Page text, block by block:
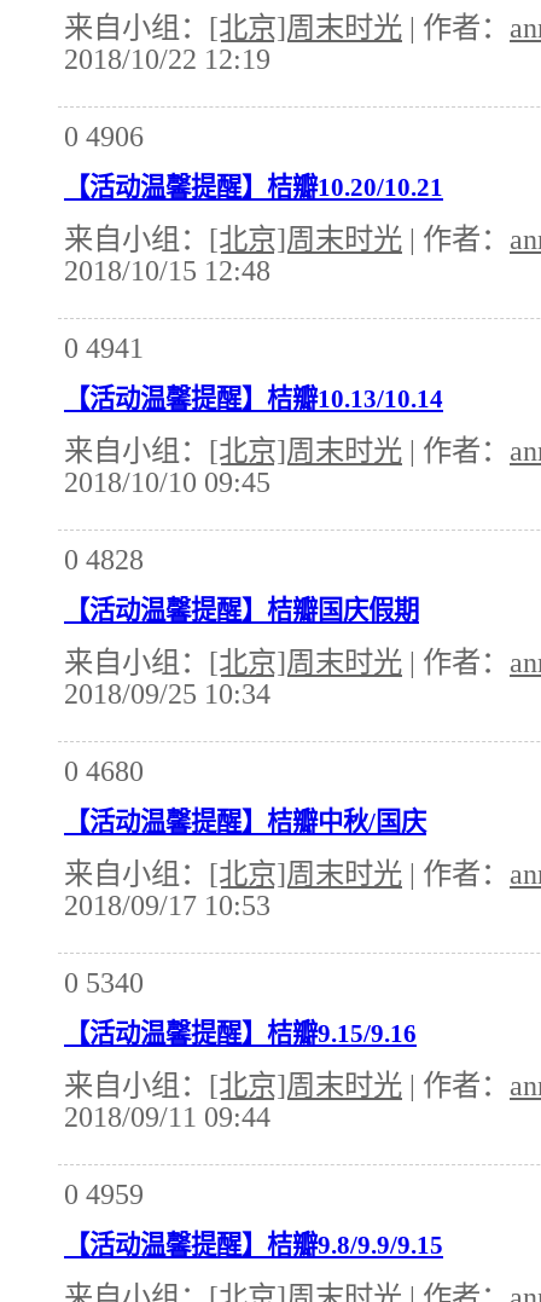
来自小组： [北京]周末时光 | 作者：
2018/10/22 12:19
0 4906
【活动温馨提醒】桔瓣10.20/10.21
来自小组： [北京]周末时光 | 作者：
2018/10/15 12:48
0 4941
【活动温馨提醒】桔瓣10.13/10.14
来自小组： [北京]周末时光 | 作者：
2018/10/10 09:45
0 4828
【活动温馨提醒】桔瓣国庆假期
来自小组： [北京]周末时光 | 作者：
2018/09/25 10:34
0 4680
【活动温馨提醒】桔瓣中秋/国庆
来自小组： [北京]周末时光 | 作者：
2018/09/17 10:53
0 5340
【活动温馨提醒】桔瓣9.15/9.16
来自小组： [北京]周末时光 | 作者：
2018/09/11 09:44
0 4959
【活动温馨提醒】桔瓣9.8/9.9/9.15